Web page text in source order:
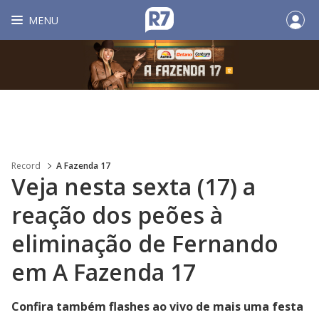
MENU
Record A Fazenda 17
Veja nesta sexta (17) a
reação dos peões à
eliminação de Fernando
em A Fazenda 17
Confira também flashes ao vivo de mais uma festa